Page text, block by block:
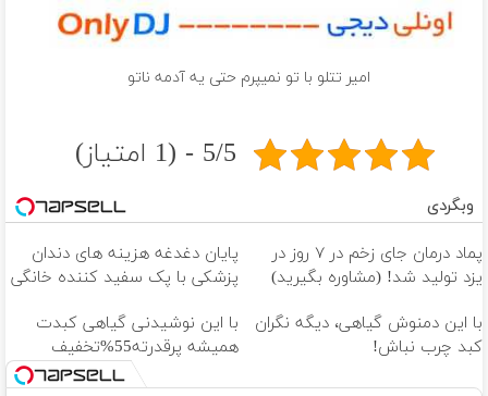
امیر تتلو با تو نمیپرم حتی یه آدمه ناتو
5/5 - (1 امتیاز)
وبگردی
پماد درمان جای زخم در ۷ روز در
یزد تولید شد! (مشاوره بگیرید)
پایان دغدغه هزینه های دندان
پزشکی با پک سفید کننده خانگی
با این دمنوش گیاهی، دیگه نگران
کبد چرب نباش!
با این نوشیدنی گیاهی کبدت
همیشه پرقدرته55%تخفیف